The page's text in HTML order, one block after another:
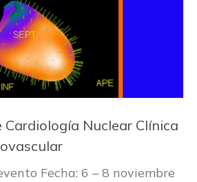
Cardiología Nuclear Clínica
Fecha: 6 – 8 noviembre